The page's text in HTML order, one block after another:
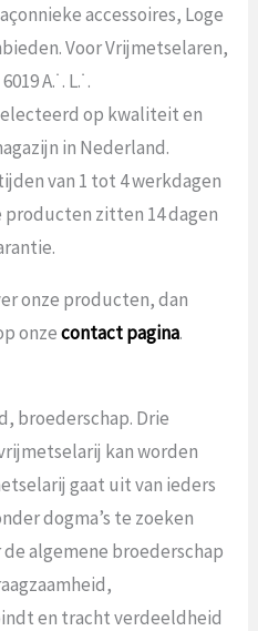
accessoires, Loge
Voor Vrijmetselaren,
A.˙. L.˙.
op kwaliteit en
in Nederland.
van 1 tot 4 werkdagen
producten zitten 14 dagen
onze producten, dan
onzecontact pagina.
broederschap. Drie
kan worden
gaat uit van ieders
dogma’s te zoeken
algemene broederschap
en tracht verdeeldheid